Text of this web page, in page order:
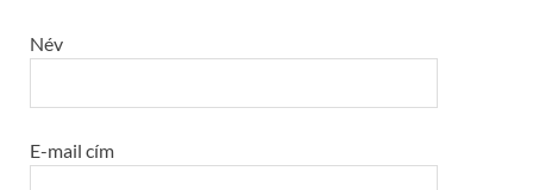
Név
E-mail cím